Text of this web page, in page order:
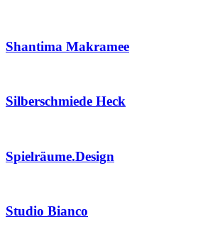
Shantima Makramee
Silberschmiede Heck
Spielräume.Design
Studio Bianco